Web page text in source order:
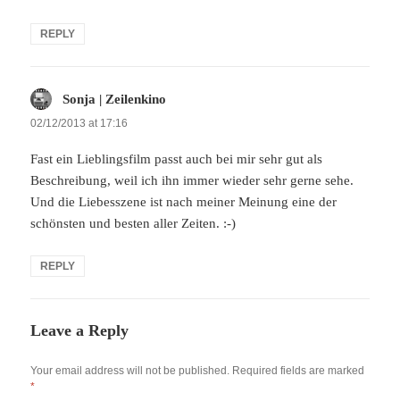
REPLY
Sonja | Zeilenkino
02/12/2013 at 17:16
Fast ein Lieblingsfilm passt auch bei mir sehr gut als
Beschreibung, weil ich ihn immer wieder sehr gerne sehe.
Und die Liebesszene ist nach meiner Meinung eine der
schönsten und besten aller Zeiten. :-)
REPLY
Leave a Reply
Your email address will not be published. Required fields are marked
*